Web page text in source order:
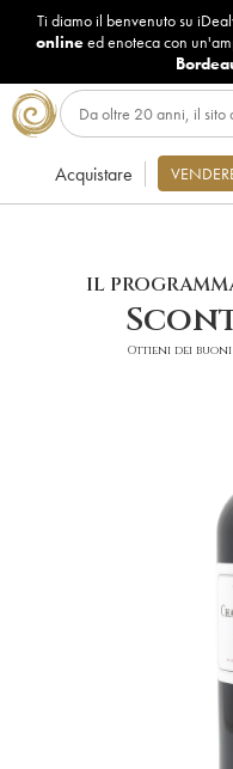
Ti diamo il benvenuto su
onlineed enoteca con
Acquistare
IL
Ottieni dei